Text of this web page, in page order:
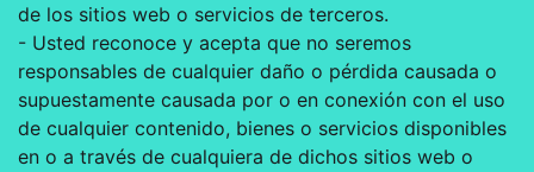
de los sitios web o servicios de terceros.
- Usted reconoce y acepta que no seremos
responsables de cualquier daño o pérdida causada o
supuestamente causada por o en conexión con el uso
de cualquier contenido, bienes o servicios disponibles
en o a través de cualquiera de dichos sitios web o